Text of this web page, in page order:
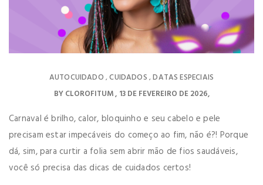
AUTOCUIDADO ,CUIDADOS ,DATAS ESPECIAIS
BYCLOROFITUM 13 DE FEVEREIRO DE 2026
Carnaval é brilho, calor, bloquinho e seu cabelo e pele
precisam estar impecáveis do começo ao fim, não é?! Porque
dá, sim, para curtir a folia sem abrir mão de fios saudáveis,
você só precisa das dicas de cuidados certos!